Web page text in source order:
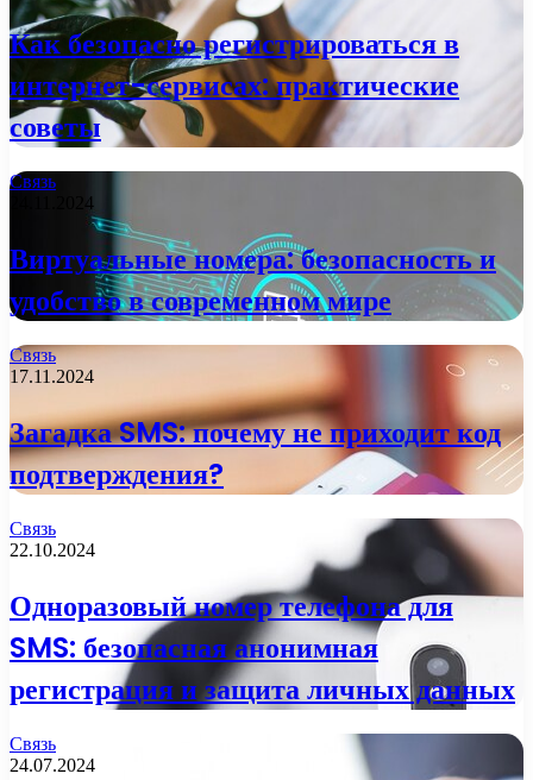
Как безопасно регистрироваться в
интернет-сервисах: практические
советы
Связь
24.11.2024
Виртуальные номера: безопасность и
удобство в современном мире
Связь
17.11.2024
Загадка SMS: почему не приходит код
подтверждения?
Связь
22.10.2024
Одноразовый номер телефона для
SMS: безопасная анонимная
регистрация и защита личных данных
Связь
24.07.2024